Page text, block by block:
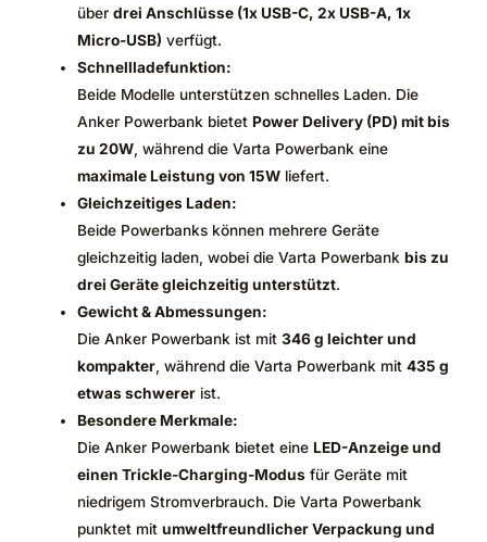
überdrei Anschlüsse (1x USB-C, 2x USB-A, 1x
Micro-USB) verfügt.
Schnellladefunktion:
Beide Modelle unterstützen schnelles Laden. Die
Anker Powerbank bietet Power Delivery (PD) mit bis
zu 20W , während die Varta Powerbank eine
maximale Leistung von 15W liefert.
Gleichzeitiges Laden:
Beide Powerbanks können mehrere Geräte
gleichzeitig laden, wobei die Varta Powerbankbis zu
drei Geräte gleichzeitig unterstützt.
Gewicht & Abmessungen:
Die Anker Powerbank ist mit346 g leichter und
kompakter , während die Varta Powerbank mit435 g
etwas schwerer ist.
Besondere Merkmale:
Die Anker Powerbank bietet eine LED-Anzeige und
einen Trickle-Charging-Modus für Geräte mit
niedrigem Stromverbrauch. Die Varta Powerbank
punktet mitumweltfreundlicher Verpackung und